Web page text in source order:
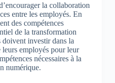
la collaboration
entre les employés. En
des compétences
de la transformation
doivent investir dans la
employés pour leur
nécessaires à la
numérique.